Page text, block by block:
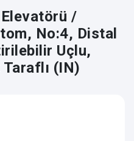
/
No:4, Distal
Uçlu,
(IN)